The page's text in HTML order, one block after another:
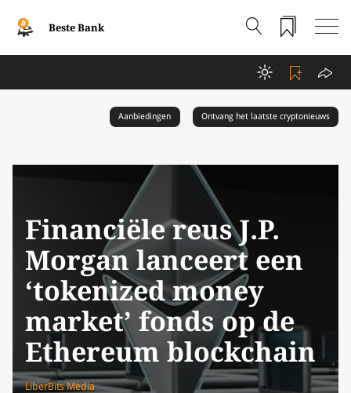
Beste Bank
Aanbiedingen Ontvang het laatste cryptonieuws
Financiële reus J.P.
Morgan lanceert een
‘tokenized money
market’ fonds op de
Ethereum blockchain
LiberBits Media